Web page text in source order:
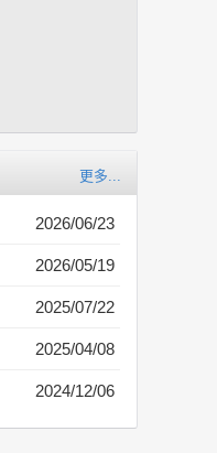
更多...
2026/06/23
2026/05/19
2025/07/22
2025/04/08
2024/12/06